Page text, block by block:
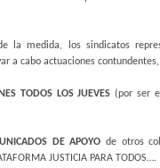
la medida, los sindicatos
a cabo actuaciones
TODOS LOS JUEVES (por ser
DE APOYO de otros
JUSTICIA PARA TODOS….